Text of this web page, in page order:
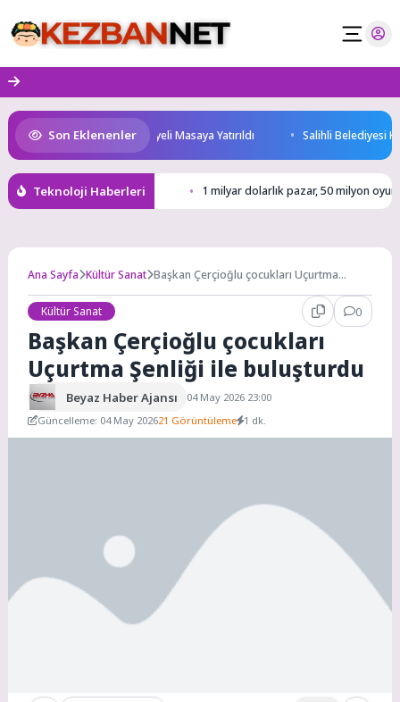
to
content
Son Eklenenler
Geleceği ve Yatırım Potansiyeli Masaya Yatırıldı Salihli Belediyesi Keli
Teknoloji Haberleri 1 milyar dolarlık pazar, 50 milyon
Ana Sayfa Kültür Sanat Başkan Çerçioğlu çocukları Uçurtma
Kültür Sanat
0
Başkan Çerçioğlu çocukları
Uçurtma Şenliği ile buluşturdu
Beyaz Haber Ajansı
04 May 2026 23:00
Güncelleme: 04 May 202621 Görüntüleme 1 dk.